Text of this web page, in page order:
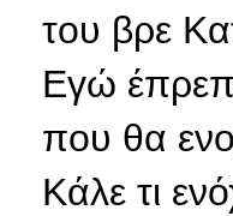
του βρε
Εγώ
που θα
Κάλε τι